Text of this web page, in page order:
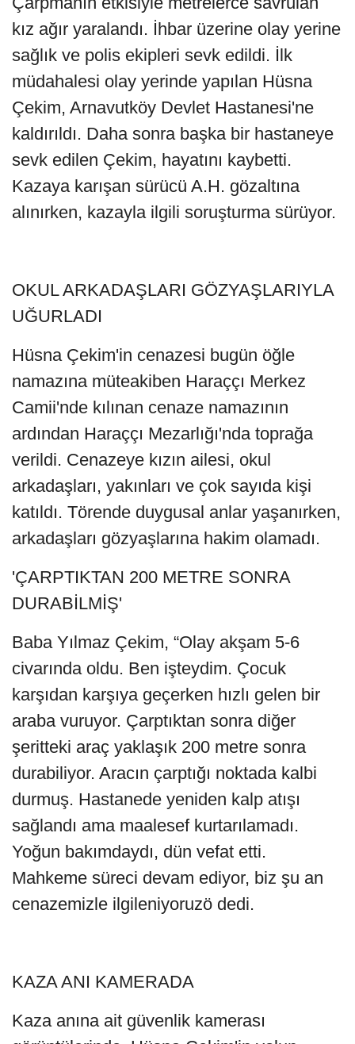
kız ağır yaralandı. İhbar üzerine olay yerine
sağlık ve polis ekipleri sevk edildi. İlk
müdahalesi olay yerinde yapılan Hüsna
Çekim, Arnavutköy Devlet Hastanesi'ne
kaldırıldı. Daha sonra başka bir hastaneye
sevk edilen Çekim, hayatını kaybetti.
Kazaya karışan sürücü A.H. gözaltına
alınırken, kazayla ilgili soruşturma sürüyor.
OKUL ARKADAŞLARI GÖZYAŞLARIYLA
UĞURLADI
Hüsna Çekim'in cenazesi bugün öğle
namazına müteakiben Haraççı Merkez
Camii'nde kılınan cenaze namazının
ardından Haraççı Mezarlığı'nda toprağa
verildi. Cenazeye kızın ailesi, okul
arkadaşları, yakınları ve çok sayıda kişi
katıldı. Törende duygusal anlar yaşanırken,
arkadaşları gözyaşlarına hakim olamadı.
'ÇARPTIKTAN 200 METRE SONRA
DURABİLMİŞ'
Baba Yılmaz Çekim, “Olay akşam 5-6
civarında oldu. Ben işteydim. Çocuk
karşıdan karşıya geçerken hızlı gelen bir
araba vuruyor. Çarptıktan sonra diğer
şeritteki araç yaklaşık 200 metre sonra
durabiliyor. Aracın çarptığı noktada kalbi
durmuş. Hastanede yeniden kalp atışı
sağlandı ama maalesef kurtarılamadı.
Yoğun bakımdaydı, dün vefat etti.
Mahkeme süreci devam ediyor, biz şu an
cenazemizle ilgileniyoruzö dedi.
KAZA ANI KAMERADA
Kaza anına ait güvenlik kamerası